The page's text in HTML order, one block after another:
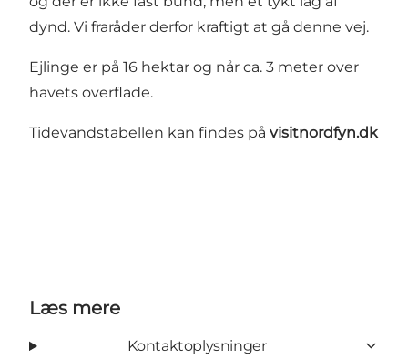
dynd. Vi fraråder derfor kraftigt at gå denne vej.
Ejlinge er på 16 hektar og når ca. 3 meter over
havets overflade.
Tidevandstabellen kan findes på visitnordfyn.dk
Læs mere
Kontaktoplysninger